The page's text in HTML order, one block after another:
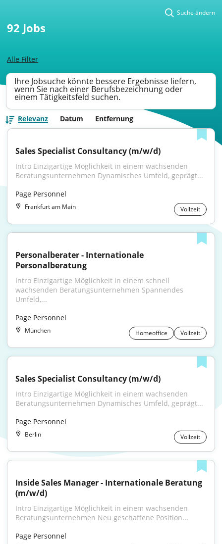
Alle Filter
Suche ändern
92 Jobs
Ihre Jobsuche könnte bessere Ergebnisse liefern,
wenn Sie nach einer Berufsbezeichnung oder
einem Tätigkeitsfeld suchen.
Relevanz Datum Entfernung
Sales Specialist Consultancy (m/w/d)
Intro Einzigartige Möglichkeit in einem wachsenden
Beratungsunternehmen Dynamisches Umfeld, geprägt...
Page Personnel
Frankfurt am Main Vollzeit
Personalberater - Internationale
Personalberatung
Intro Einzigartige Möglichkeit in einem schnell
wachsenden Beratungsunternehmen Spannendes
Umfeld,...
Page Personnel
München Homeoffice Vollzeit
Sales Specialist Consultancy (m/w/d)
Intro Einzigartige Möglichkeit in einem wachsenden
Beratungsunternehmen Dynamisches Umfeld, geprägt...
Page Personnel
Berlin Vollzeit
Inside Sales Manager - Internationale Beratung
(m/w/d)
Intro Einzigartige Möglichkeit in einem wachsenden
Beratungsunternehmen Neu geschaffene Position...
Page Personnel